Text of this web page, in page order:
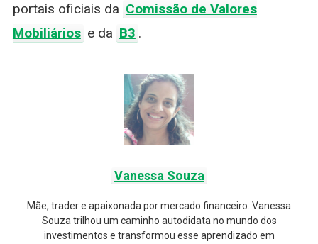
portais oficiais da Comissão de Valores
Mobiliários e da B3 .
Vanessa Souza
Mãe, trader e apaixonada por mercado financeiro. Vanessa
Souza trilhou um caminho autodidata no mundo dos
investimentos e transformou esse aprendizado em